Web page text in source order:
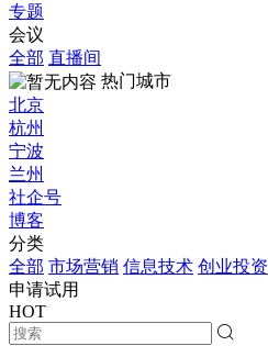
专题
会议
全部 直播间
热门城市
北京
杭州
宁波
兰州
社企号
博客
分类
全部 市场营销 信息技术 创业投资
申请试用
HOT